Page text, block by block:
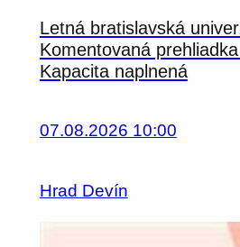
Letná bratislavská
Komentovaná
Kapacita naplnená
07.08.2026 10:00
Hrad Devín